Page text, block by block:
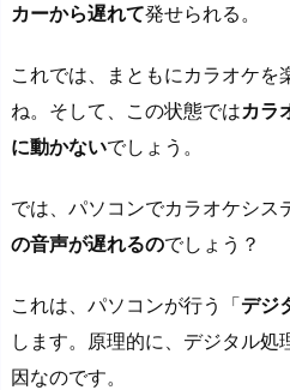
カーから遅れて発せられる。
これでは、まともにカラオケを
ね。そして、この状態ではカラ
に動かないでしょう。
では、パソコンでカラオケシス
の音声が遅れるのでしょう？
これは、パソコンが行う「デジ
します。原理的に、デジタル
因なのです。